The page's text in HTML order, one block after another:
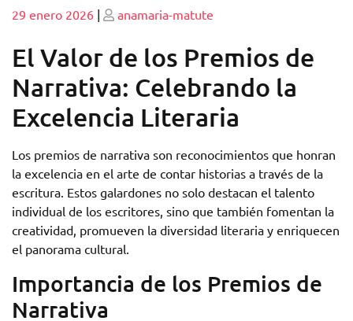
Publicado
29 enero 2026 | Publicado
anamaria-matute
El Valor de los Premios de
Narrativa: Celebrando la
Excelencia Literaria
Los premios de narrativa son reconocimientos que honran
la excelencia en el arte de contar historias a través de la
escritura. Estos galardones no solo destacan el talento
individual de los escritores, sino que también fomentan la
creatividad, promueven la diversidad literaria y enriquecen
el panorama cultural.
Importancia de los Premios de
Narrativa